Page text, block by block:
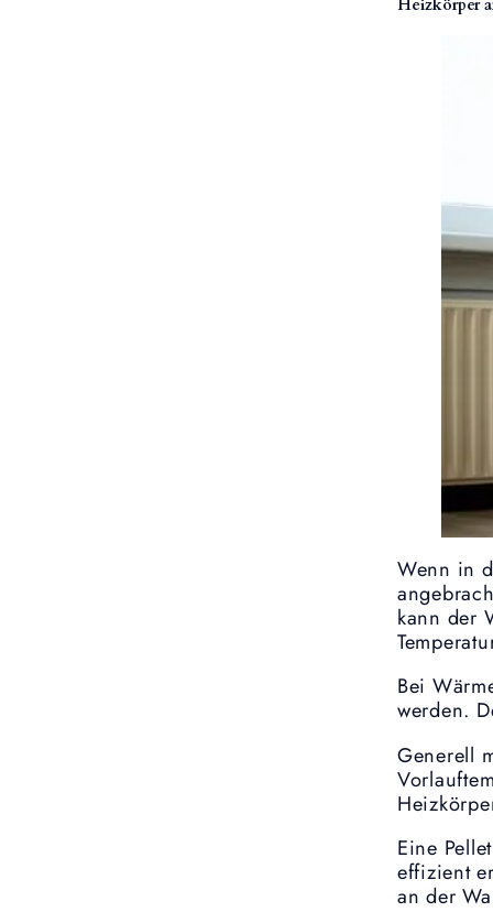
Heizkörper
Wenn in
kann der
Bei
werden.
Generell
Eine
effizient
an der